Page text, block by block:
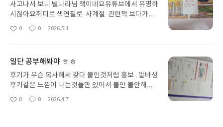
사고나서 보니 별나라님 책이네요유튜브에서 유명하
시잖아요취미로 색연필로 사계절 관련책 보다가이
거다 싶어서 바로 주문했거든요많이 두껍지 않고 스
좋
0
댓
0
작
2026.5.1
일단 공부해봐야 ㅎㅎ
후기가 무슨 복사해서 갖다 붙인것처럼 홍보 . 알바성
후기같은 느낌이 나는것들만 있어서 불안 불안해요
이미 기초 다른 책도 샀는데 이 책은 2019그나마 이
좋
0
댓
0
작
2026.4.7